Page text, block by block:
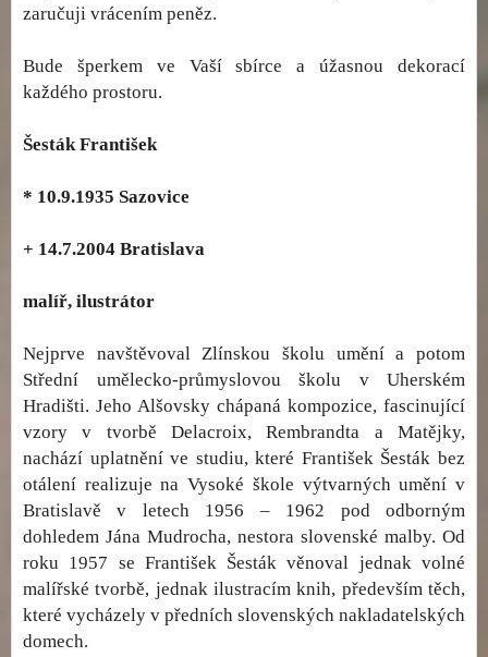
zaručuji vrácením peněz.
Bude šperkem ve Vaší sbírce a úžasnou dekorací
každého prostoru.
Šesták František
* 10.9.1935 Sazovice
+ 14.7.2004 Bratislava
malíř, ilustrátor
Nejprve navštěvoval Zlínskou školu umění a potom
Střední umělecko-průmyslovou školu v Uherském
Hradišti. Jeho Alšovsky chápaná kompozice, fascinující
vzory v tvorbě Delacroix, Rembrandta a Matějky,
nachází uplatnění ve studiu, které František Šesták bez
otálení realizuje na Vysoké škole výtvarných umění v
Bratislavě v letech 1956 – 1962 pod odborným
dohledem Jána Mudrocha, nestora slovenské malby. Od
roku 1957 se František Šesták věnoval jednak volné
malířské tvorbě, jednak ilustracím knih, především těch,
které vycházely v předních slovenských nakladatelských
domech.